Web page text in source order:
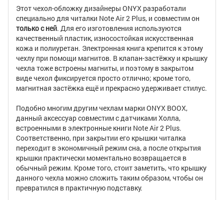
Этот чехол-обложку дизайнеры ONYX разработали
специально для читалки Note Air 2 Plus, и совместим он
только с ней. Для его изготовления используются
качественный пластик, износостойкая искусственная
кожа и полиуретан. Электронная книга крепится к этому
чехлу при помощи магнитов. В клапан-застёжку и крышку
чехла тоже встроены магниты, и поэтому в закрытом
виде чехол фиксируется просто отлично; кроме того,
магнитная застёжка ещё и прекрасно удерживает стилус.
Подобно многим другим чехлам марки ONYX BOOX,
данный аксессуар совместим с датчиками Холла,
встроенными в электронные книги Note Air 2 Plus.
Соответственно, при закрытии его крышки читалка
переходит в экономичный режим сна, а после открытия
крышки практически моментально возвращается в
обычный режим. Кроме того, стоит заметить, что крышку
данного чехла можно сложить таким образом, чтобы он
превратился в практичную подставку.